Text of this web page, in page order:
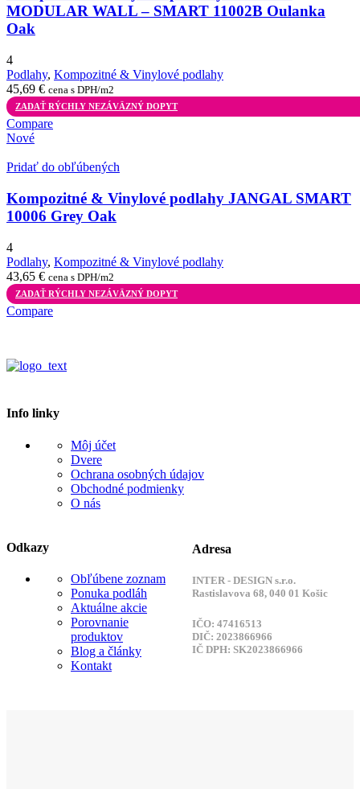
MODULAR WALL – SMART 11002B Oulanka
Oak
4
Podlahy, Kompozitné & Vinylové podlahy
45,69 € cena s DPH/m2
ZADAŤ RÝCHLY NEZÁVÄZNÝ DOPYT
Compare
Nové
Pridať do obľúbených
Kompozitné & Vinylové podlahy JANGAL SMART
10006 Grey Oak
4
Podlahy, Kompozitné & Vinylové podlahy
43,65 € cena s DPH/m2
ZADAŤ RÝCHLY NEZÁVÄZNÝ DOPYT
Compare
Info linky
Môj účet
Dvere
Ochrana osobných údajov
Obchodné podmienky
O nás
Odkazy
Obľúbene zoznam
Ponuka podláh
Aktuálne akcie
Porovnanie
produktov
Blog a články
Kontakt
Adresa
INTER - DESIGN s.r.o.
Rastislavova 68, 040 01 Košic
IČO: 47416513
DIČ: 2023866966
IČ DPH: SK2023866966